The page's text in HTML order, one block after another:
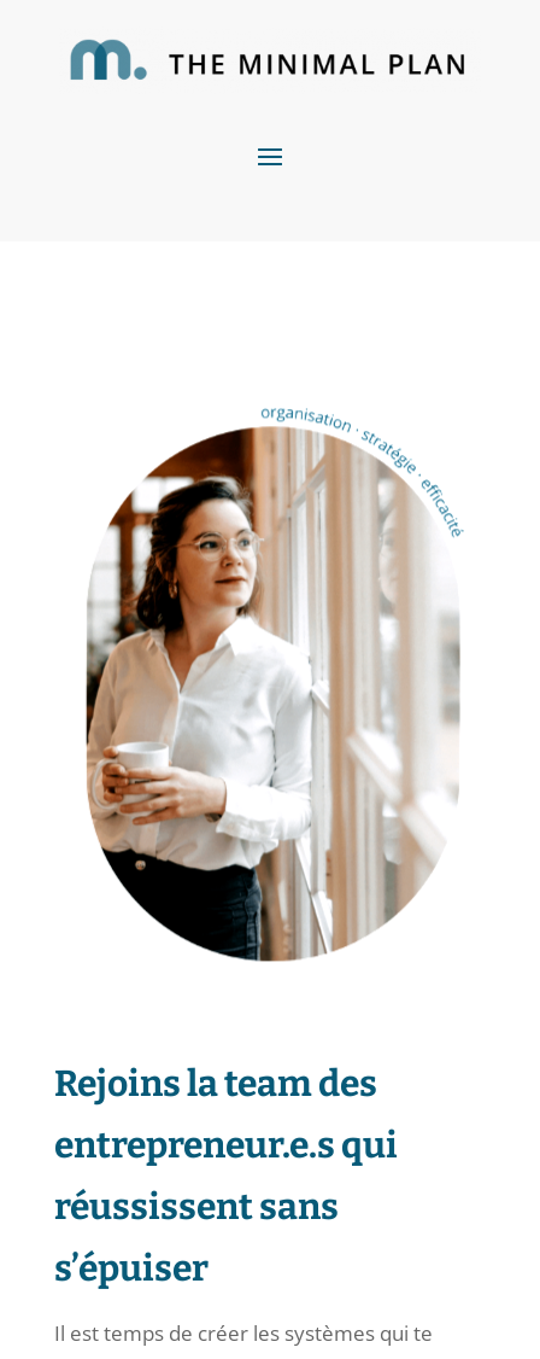
Rejoins la team des
entrepreneur.e.s qui
réussissent sans
s’épuiser
Il est temps de créer les systèmes qui te